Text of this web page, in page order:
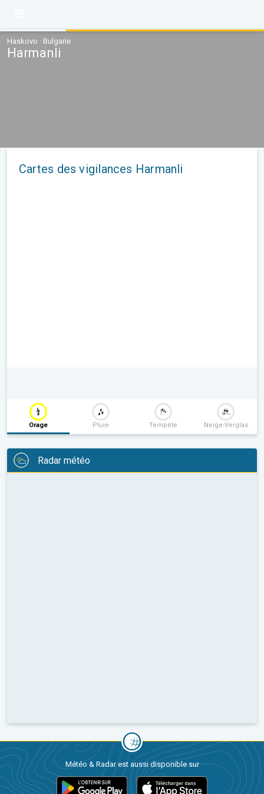
Haskovo · Bulgarie
Harmanli
Cartes des vigilances Harmanli
Orage Pluie Tempête Neige-Verglas
Radar météo
Météo & Radar est aussi disponible sur